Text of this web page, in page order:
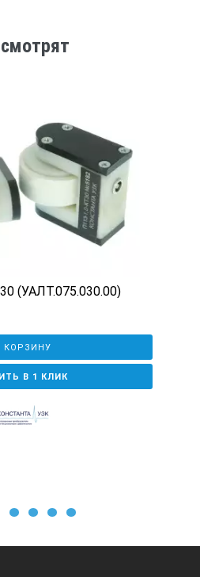
(УАЛТ.075.030.00)
КОРЗИНУ
В 1 КЛИК